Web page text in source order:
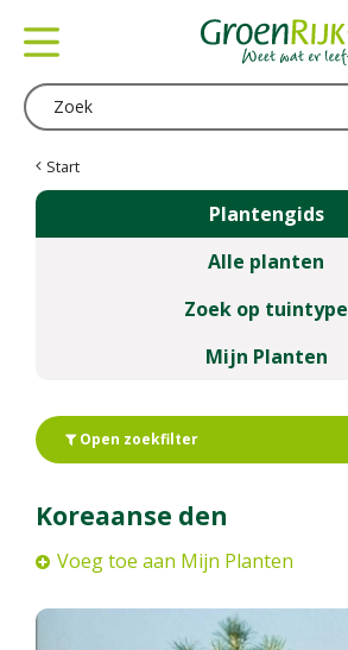
Start
Plantengids
Alle planten
Zoek op tuintype
Mijn Planten
Open zoekfilter
Koreaanse den
Voeg toe aan Mijn Planten